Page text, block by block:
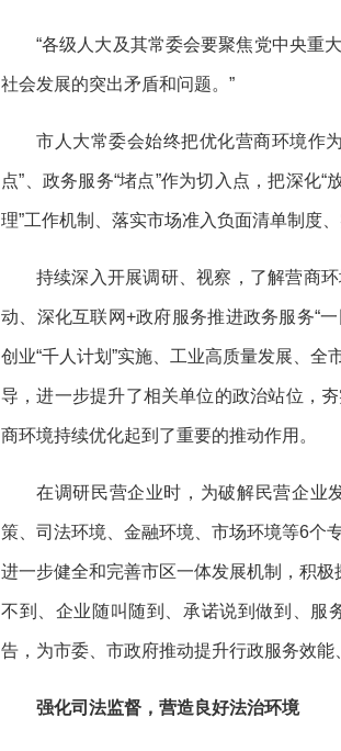
“各级人大及其常委会要聚焦党中央重
社会发展的突出矛盾和问题。”
市人大常委会始终把优化营商环境作
点”、政务服务“堵点”作为切入点，把深化
理”工作机制、落实市场准入负面清单制度
持续深入开展调研、视察，了解营商
动、深化互联网+政府服务推进政务服务“
创业“千人计划”实施、工业高质量发展、
导，进一步提升了相关单位的政治站位，
商环境持续优化起到了重要的推动作用。
在调研民营企业时，为破解民营企业
策、司法环境、金融环境、市场环境等6个
进一步健全和完善市区一体发展机制，积
不到、企业随叫随到、承诺说到做到、服
告，为市委、市政府推动提升行政服务效
强化司法监督，营造良好法治环境